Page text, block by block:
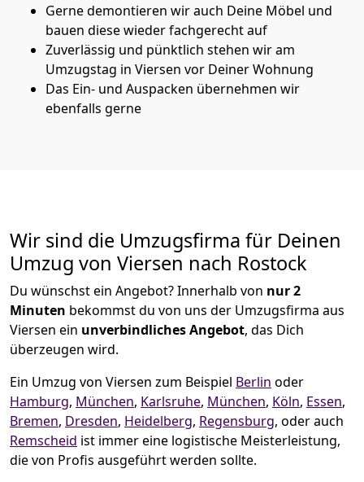
Gerne demontieren wir auch Deine Möbel und
bauen diese wieder fachgerecht auf
Zuverlässig und pünktlich stehen wir am
Umzugstag in Viersen vor Deiner Wohnung
Das Ein- und Auspacken übernehmen wir
ebenfalls gerne
Wir sind die Umzugsfirma für Deinen
Umzug von Viersen nach Rostock
Du wünschst ein Angebot? Innerhalb von nur 2
Minuten bekommst du von uns der Umzugsfirma aus
Viersen ein unverbindliches Angebot, das Dich
überzeugen wird.
Ein Umzug von Viersen zum Beispiel Berlin oder
Hamburg, München, Karlsruhe, München, Köln, Essen,
Bremen, Dresden, Heidelberg, Regensburg, oder auch
Remscheid ist immer eine logistische Meisterleistung,
die von Profis ausgeführt werden sollte.